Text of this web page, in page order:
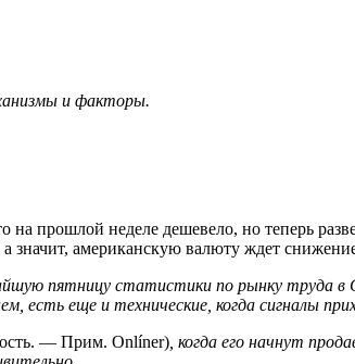
и факторы.
прошлой неделе дешевело, но теперь
значит, американскую валюту ждет
пятницу статистики по рынку труда
еще и технические, когда сигналы
— Прим. Onlíner), когда его начнут